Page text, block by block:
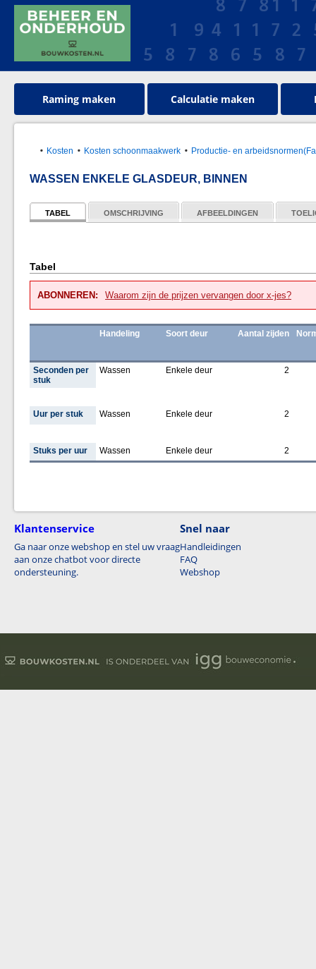
Raming maken Calculatie maken
Kosten Kosten schoonmaakwerk Productie- en
WASSEN ENKELE GLASDEUR, BINNEN
TABEL OMSCHRIJVING AFBEELDINGEN
Tabel
ABONNEREN: Waarom zijn de prijzen vervangen door x-jes?
Handeling Soort deur Aantal zijden
Seconden per
stuk
Wassen Enkele deur 2
Uur per stuk Wassen Enkele deur 2
Stuks per uur Wassen Enkele deur 2
Klantenservice
Ga naar onze webshop en stel uw vraag
aan onze chatbot voor directe
ondersteuning.
Snel naar
Handleidingen
FAQ
Webshop